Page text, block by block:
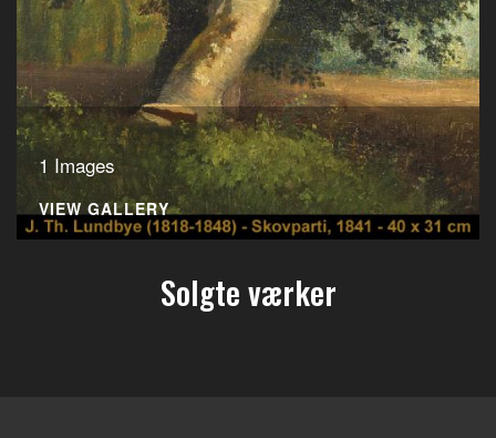
1 Images
VIEW GALLERY
Solgte værker